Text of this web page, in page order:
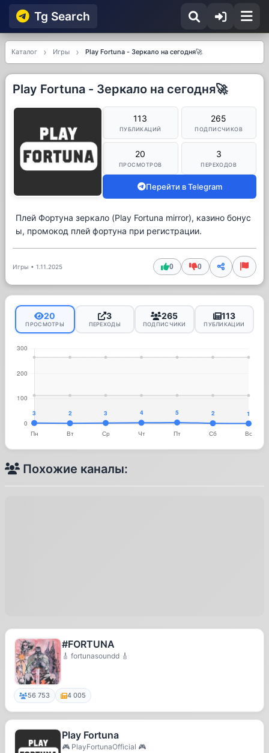
Tg Searсh
Каталог Игры Play Fortuna - Зеркало на сегодня🚀
Play Fortuna - Зеркало на сегодня🚀
113
ПУБЛИКАЦИЙ
265
ПОДПИСЧИКОВ
20
ПРОСМОТРОВ
3
ПЕРЕХОДОВ
Перейти в Telegram
Плей Фортуна зеркало (Play Fortuna mirror), казино бонус
ы, промокод плей фортуна при регистрации.
Игры • 1.11.2025 0 0
20
ПРОСМОТРЫ
3
ПЕРЕХОДЫ
265
ПОДПИСЧИКИ
113
ПУБЛИКАЦИИ
Похожие каналы:
#FORTUNA
🎸 fortunasoundd 🎸
56 753 4 005
Play Fortuna
🎮 PlayFortunaOfficial 🎮